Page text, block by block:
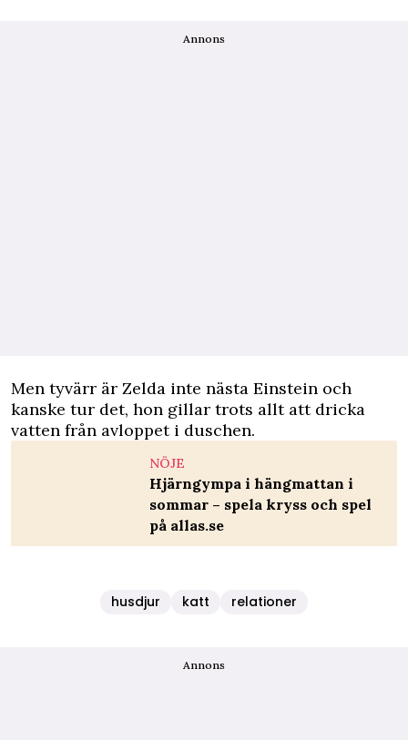
Annons
Men tyvärr är Zelda inte nästa Einstein och
kanske tur det, hon gillar trots allt att dricka
vatten från avloppet i duschen.
NÖJE
Hjärngympa i hängmattan i
sommar – spela kryss och spel
på allas.se
husdjur katt relationer
Annons